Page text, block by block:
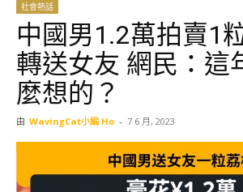
社會熱話
中國男1.2萬拍賣1
轉送女友 網民：這
麼想的？
由 WavingCat小編 Ho - 7 6 月, 2023